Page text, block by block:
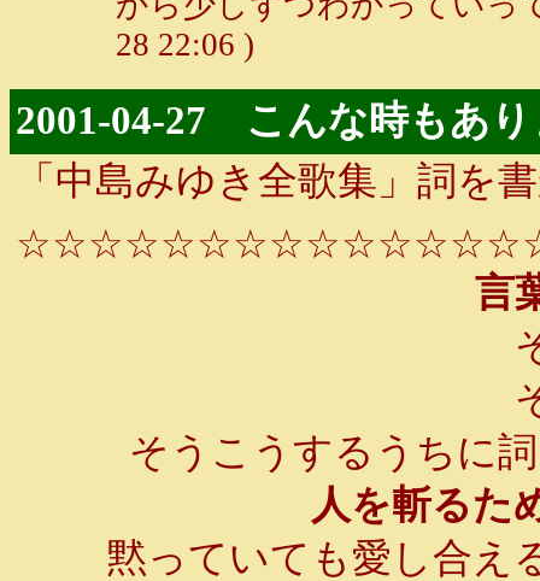
28 22:06 )
2001-04-27 こんな時もあり
「中島みゆき全歌集」詞
言
そうこうするうちに詞
人を斬るた
黙っていても愛し合え